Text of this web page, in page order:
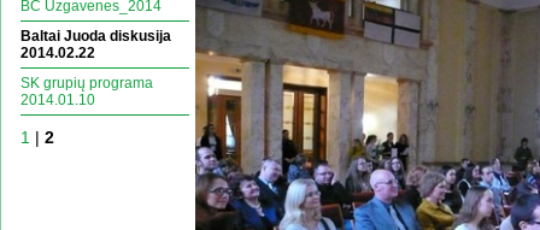
BC Uzgavenes_2014
Baltai Juoda diskusija
2014.02.22
SK grupių programa
2014.01.10
1 | 2